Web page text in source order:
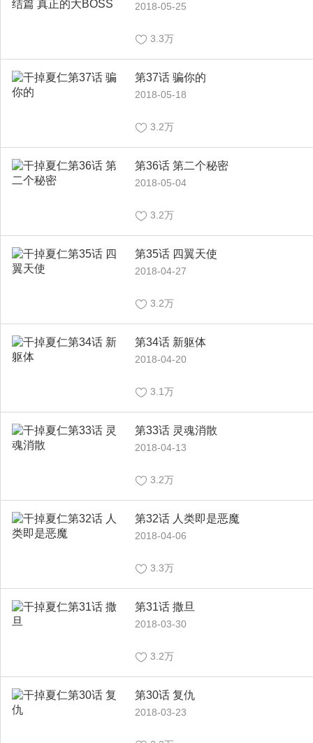
2018-05-25
3.3万
第37话 骗你的
2018-05-18
3.2万
第36话 第二个秘密
2018-05-04
3.2万
第35话 四翼天使
2018-04-27
3.2万
第34话 新躯体
2018-04-20
3.1万
第33话 灵魂消散
2018-04-13
3.2万
第32话 人类即是恶魔
2018-04-06
3.3万
第31话 撒旦
2018-03-30
3.2万
第30话 复仇
2018-03-23